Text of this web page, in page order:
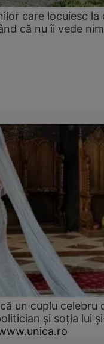
care locuiesc la
că nu îi vede
un cuplu celebru
și soția lui